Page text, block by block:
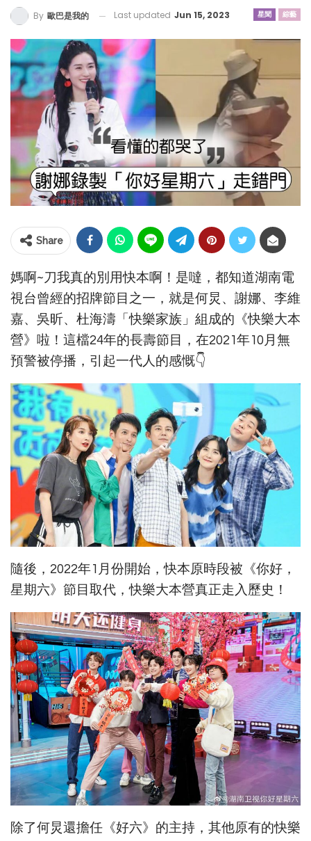
星聞 綜藝
By 歐巴是我的 Last updated Jun 15, 2023
Share
媽啊~刀我真的別用快本啊！是噠，都知道湖南電
視台曾經的招牌節目之一，就是何炅、謝娜、李維
嘉、吳昕、杜海濤「快樂家族」組成的《快樂大本
營》啦！這檔24年的長壽節目，在2021年10月無
預警被停播，引起一代人的感慨👇
隨後，2022年1月份開始，快本原時段被《你好，
星期六》節目取代，快樂大本營真正走入歷史！
除了何炅還擔任《好六》的主持，其他原有的快樂